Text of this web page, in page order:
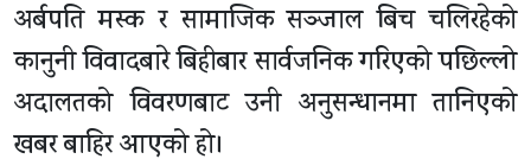
अर्बपति मस्क र सामाजिक सञ्जाल बिच चलिरहेको
कानुनी विवादबारे बिहीबार सार्वजनिक गरिएको पछिल्लो
अदालतको विवरणबाट उनी अनुसन्धानमा तानिएको
खबर बाहिर आएको हो।